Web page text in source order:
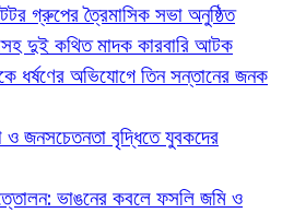
গ্রুপের ত্রৈমাসিক সভা অনুষ্ঠিত
দুই কথিত মাদক কারবারি আটক
ধর্ষণের অভিযোগে তিন সন্তানের জনক
ও জনসচেতনতা বৃদ্ধিতে যুবকদের
ভাঙনের কবলে ফসলি জমি ও